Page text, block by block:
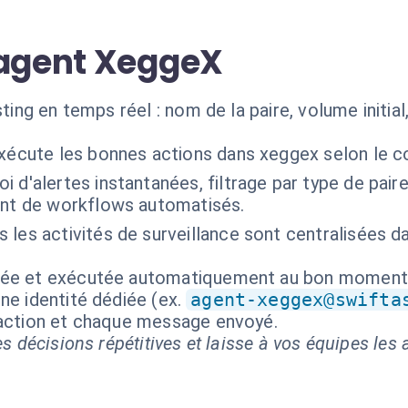
XeggeX
en temps réel : nom de la paire, volume
les bonnes actions dans xeggex selon le
d'alertes instantanées, filtrage par type de
de workflows automatisés.
les activités de surveillance sont centralisées
et exécutée automatiquement au bon
identité dédiée (ex. agent-
et chaque message envoyé.
décisions répétitives et laisse à vos équipes les